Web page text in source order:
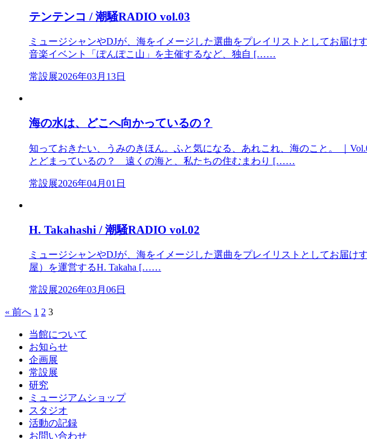
テンテンコ / 潮騒RADIO vol.03
ミュージシャンやDJが、海をイメージした選曲をプレイリストとしてお届
音楽イベント「ぽんぽこ山」を主催するなど、独自 [……
常設展2026年03月13日
海の水は、どこへ向かっているの？
知っておきたい、うみのきほん。ふと気になる、あれこれ、海のこと。 ｜
とどまっているの？ 遠くの海と、私たちの住むまわり [……
常設展2026年04月01日
H. Takahashi / 潮騒RADIO vol.02
ミュージシャンやDJが、海をイメージした選曲をプレイリストとしてお届
屋）を運営するH. Takaha [……
常設展2026年03月06日
« 前へ 1 2 3
当館について
お知らせ
企画展
常設展
研究
ミュージアムショップ
スタジオ
活動の記録
お問い合わせ